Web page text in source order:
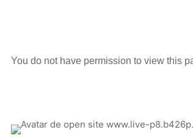
You do not have permission to view this